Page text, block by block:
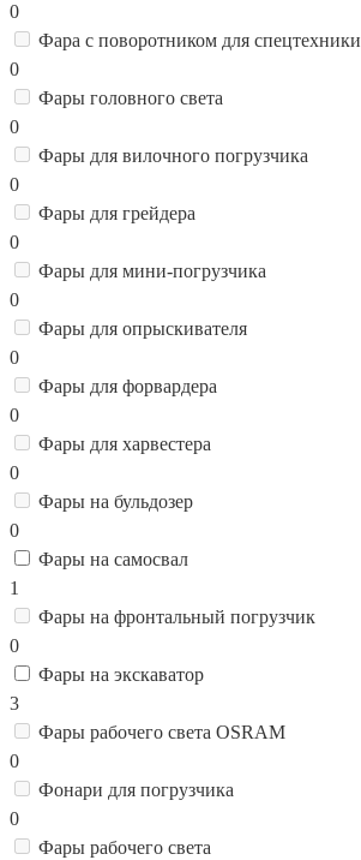
0
Фара с поворотником для спецтехники
0
Фары головного света
0
Фары для вилочного погрузчика
0
Фары для грейдера
0
Фары для мини-погрузчика
0
Фары для опрыскивателя
0
Фары для форвардера
0
Фары для харвестера
0
Фары на бульдозер
0
Фары на самосвал
1
Фары на фронтальный погрузчик
0
Фары на экскаватор
3
Фары рабочего света OSRAM
0
Фонари для погрузчика
0
Фары рабочего света